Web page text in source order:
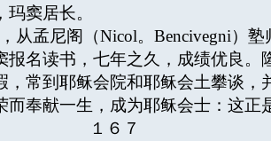
窦居长。
从孟尼阁（Nicol。Bencivegni）
报名读书，七年之久，成绩优良
常到耶稣会院和耶稣会土攀谈
奉献一生，成为耶稣会士：这正
１６７